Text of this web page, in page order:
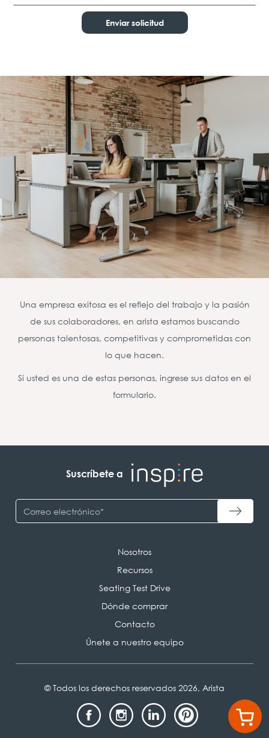
Una empresa exitosa es el reflejo del trabajo y la pasión
de sus colaboradores, en arista estamos buscando
personas talentosas, competitivas y comprometidas con
lo que hacen.
Si usted es una de estas personas, ingrese sus datos en el
formulario.
Suscríbete a
Nosotros
Recursos
Seating Test Drive
Dónde comprar
Contacto
Únete a nuestro equipo
© Todos los derechos reservados 2026, Arista